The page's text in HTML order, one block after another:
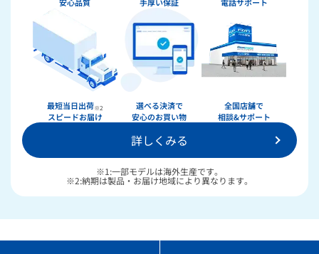
ドスパラ
36回まで無料！
新品のパーツ・周辺機器送料無料！
月額会員ならPC＋主要パーツ物損保証！
購入時のPC下取り3,000円値引き！
最短当日出荷※2
スピードお届け
選べる決済で
安心のお買い物
全国店舗で
相談&サポート
詳しくみる
※1:一部モデルは海外生産です。
※2:納期は製品・お届け地域により異なります。